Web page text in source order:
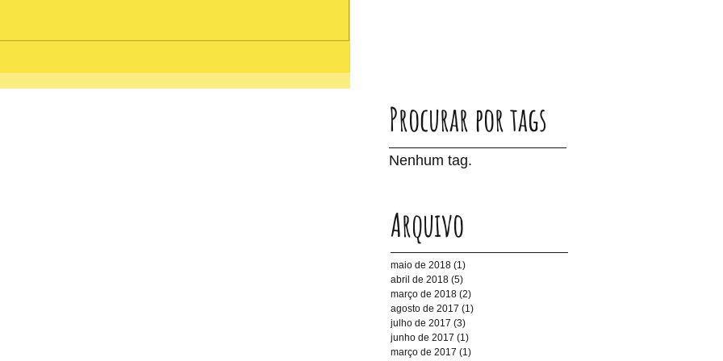
Procurar por tags
Nenhum tag.
Arquivo
maio de 2018 (1)
abril de 2018 (5)
março de 2018 (2)
agosto de 2017 (1)
julho de 2017 (3)
junho de 2017 (1)
março de 2017 (1)